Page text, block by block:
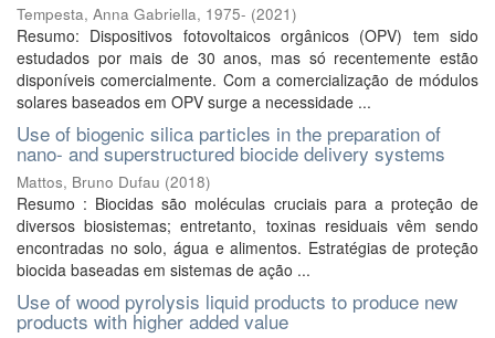
Tempesta, Anna Gabriella, 1975- (2021)
Resumo: Dispositivos fotovoltaicos orgânicos (OPV) tem sido
estudados por mais de 30 anos, mas só recentemente estão
disponíveis comercialmente. Com a comercialização de módulos
solares baseados em OPV surge a necessidade ...
Use of biogenic silica particles in the preparation of
nano- and superstructured biocide delivery systems
Mattos, Bruno Dufau (2018)
Resumo : Biocidas são moléculas cruciais para a proteção de
diversos biosistemas; entretanto, toxinas residuais vêm sendo
encontradas no solo, água e alimentos. Estratégias de proteção
biocida baseadas em sistemas de ação ...
Use of wood pyrolysis liquid products to produce new
products with higher added value